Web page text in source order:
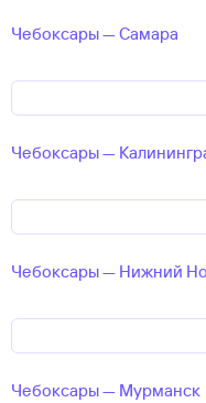
Чебоксары — Самара
Чебоксары —
Чебоксары — Нижний
Чебоксары — Мурманск